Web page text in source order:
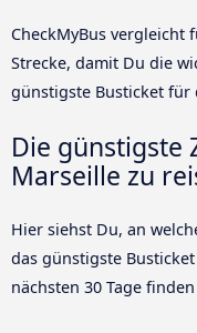
CheckMyBus vergleicht
Strecke, damit Du die
günstigste Busticket für
Die günstigste
Marseille zu
Hier siehst Du, an
das günstigste
nächsten 30 Tage